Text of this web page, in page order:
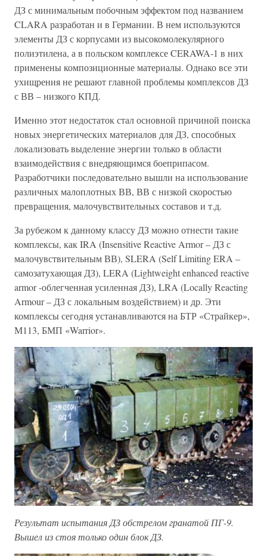
ДЗ с минимальным побочным эффектом под названием
CLARA разработан и в Германии. В нем используются
элементы ДЗ с корпусами из высокомолекулярного
полиэтилена, а в польском комплексе CERAWA-1 в них
применены композиционные материалы. Однако все эти
ухищрения не решают главной проблемы комплексов ДЗ
с ВВ – низкого КПД.
Именно этот недостаток стал основной причиной поиска
новых энергетических материалов для ДЗ, способных
локализовать выделение энергии только в области
взаимодействия с внедряющимся боеприпасом.
Разработчики последовательно вышли на использование
различных малоплотных ВВ, ВВ с низкой скоростью
превращения, малочувствительных составов и т.д.
За рубежом к данному классу ДЗ можно отнести такие
комплексы, как IRA (Insensitive Reactive Armor – ДЗ с
малочувствительным ВВ), SLERA (Self Limiting ERA –
самозатухающая ДЗ), LERA (Lightweight enhanced reactive
armor -облегченная усиленная ДЗ), LRA (Locally Reacting
Armour – ДЗ с локальным воздействием) и др. Эти
комплексы сегодня устанавливаются на БТР «Страйкер»,
М113, БМП «Warrior».
Результат испытания ДЗ обстрелом гранатой ПГ-9.
Вышел из стоя только один блок ДЗ.